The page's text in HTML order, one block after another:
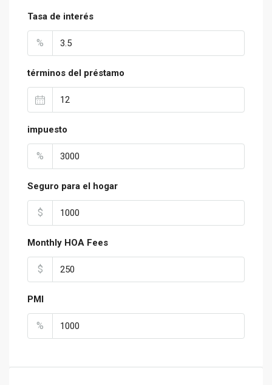
Tasa de interés
%
términos del préstamo
impuesto
%
Seguro para el hogar
$
Monthly HOA Fees
$
PMI
%